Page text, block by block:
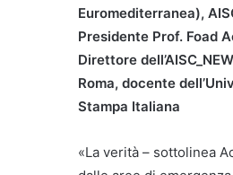
Euromediterranea),
Presidente Prof. Foad
Direttore
Roma, docente
Stampa Italiana
«La verità – sottolinea